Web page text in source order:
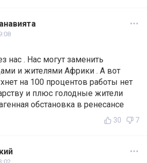
нас . Нас могут заменить
и жителями Африки . А вот
на 100 процентов работы нет
и плюс голодные жители
обстановка в ренесансе
30 7